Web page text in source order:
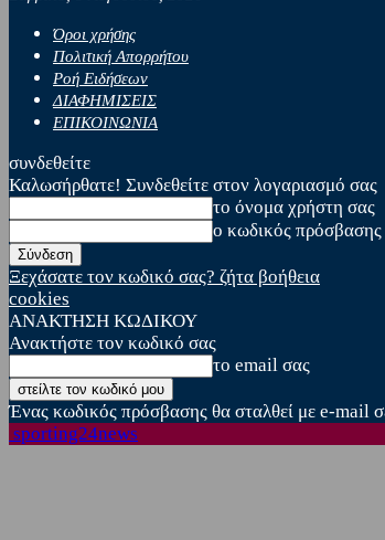
Όροι χρήσης
Πολιτική Απορρήτου
Ροή Ειδήσεων
ΔΙΑΦΗΜΙΣΕΙΣ
ΕΠΙΚΟΙΝΩΝΙΑ
συνδεθείτε
Καλωσήρθατε! Συνδεθείτε στον λογαριασμό σας
το όνομα χρήστη σας
ο κωδικός πρόσβασης
Ξεχάσατε τον κωδικό σας? ζήτα βοήθεια
cookies
ΑΝΑΚΤΗΣΗ ΚΩΔΙΚΟΥ
Ανακτήστε τον κωδικό σας
το email σας
Ένας κωδικός πρόσβασης θα σταλθεί με e-mail
sporting24news